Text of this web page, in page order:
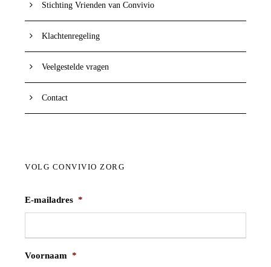
Stichting Vrienden van Convivio
Klachtenregeling
Veelgestelde vragen
Contact
VOLG CONVIVIO ZORG
E-mailadres *
Voornaam *